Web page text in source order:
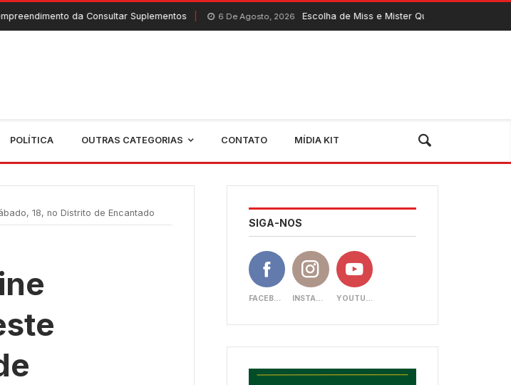
Consultar Suplementos 6 De Agosto, 2026 Escolha de Miss e Mister Quixeramobim 2026 acontece
POLÍTICA OUTRAS CATEGORIAS CONTATO MÍDIA KIT
18, no Distrito de Encantado
SIGA-NOS
FACEBOOK INSTAGRAM YOUTUBE